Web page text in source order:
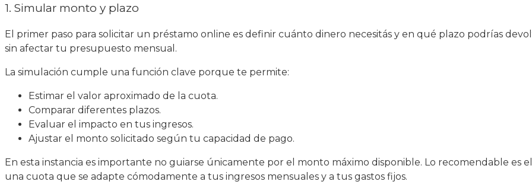
1. Simular monto y plazo
El primer paso para solicitar un préstamo online es definir cuánto dinero necesitás y en qué plazo podrías
sin afectar tu presupuesto mensual.
La simulación cumple una función clave porque te permite:
Estimar el valor aproximado de la cuota.
Comparar diferentes plazos.
Evaluar el impacto en tus ingresos.
Ajustar el monto solicitado según tu capacidad de pago.
En esta instancia es importante no guiarse únicamente por el monto máximo disponible. Lo recomendable es
una cuota que se adapte cómodamente a tus ingresos mensuales y a tus gastos fijos.